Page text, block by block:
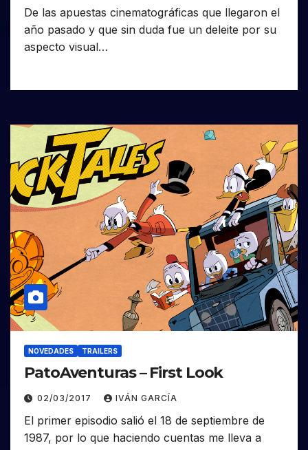
De las apuestas cinematográficas que llegaron el
año pasado y que sin duda fue un deleite por su
aspecto visual…
NOVEDADES TRAILERS
PatoAventuras – First Look
02/03/2017 IVÁN GARCÍA
El primer episodio salió el 18 de septiembre de
1987, por lo que haciendo cuentas me lleva a